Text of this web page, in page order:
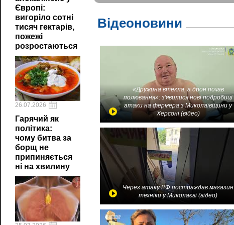
Європі:
вигоріло сотні
тисяч гектарів,
пожежі
розростаються
26.07.2026
Гарячий як
політика:
чому битва за
борщ не
припиняється
ні на хвилину
Відеоновини
«Дружина втекла, а дрон почав
полювання»: з'явилися нові подробиці
атаки на фермера з Миколаївщини у
Херсоні (відео)
Через атаку РФ постраждав магазин
техніки у Миколаєві (відео)